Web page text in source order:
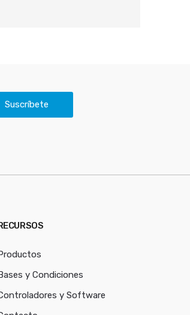
Suscríbete
y Condiciones
y Software